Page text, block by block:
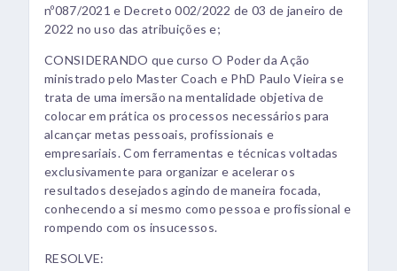
nº087/2021 e Decreto 002/2022 de 03 de janeiro de
2022 no uso das atribuições e;
CONSIDERANDO que curso O Poder da Ação
ministrado pelo Master Coach e PhD Paulo Vieira se
trata de uma imersão na mentalidade objetiva de
colocar em prática os processos necessários para
alcançar metas pessoais, profissionais e
empresariais. Com ferramentas e técnicas voltadas
exclusivamente para organizar e acelerar os
resultados desejados agindo de maneira focada,
conhecendo a si mesmo como pessoa e profissional e
rompendo com os insucessos.
RESOLVE: